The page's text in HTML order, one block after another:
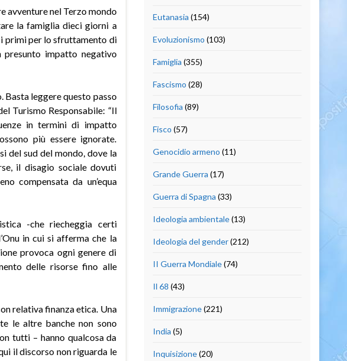
avventure nel Terzo mondo
la famiglia dieci giorni a
primi per lo sfruttamento di
presunto impatto negativo
Basta leggere questo passo
Turismo Responsabile: “Il
in termini di impatto
più essere ignorate.
del sud del mondo, dove la
il disagio sociale dovuti
compensata da un’equa
-che riecheggia certi
in cui si afferma che la
provoca ogni genere di
delle risorse fino alle
relativa finanza etica. Una
le altre banche non sono
tutti – hanno qualcosa da
il discorso non riguarda le
Eutanasia (154)
Evoluzionismo (103)
Famiglia (355)
Fascismo (28)
Filosofia (89)
Fisco (57)
Genocidio armeno (11)
Grande Guerra (17)
Guerra di Spagna (33)
Ideologia ambientale(13)
Ideologia del gender(212)
II Guerra Mondiale(74)
Il 68 (43)
Immigrazione(221)
India (5)
Inquisizione(20)